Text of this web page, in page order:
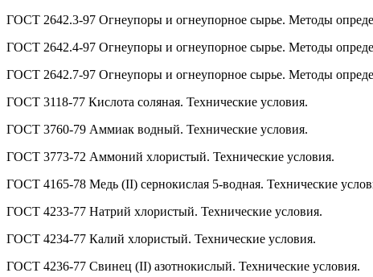
ГОСТ 2642.3-97 Огнеупоры и огнеупорное сырье. Методы
ГОСТ 2642.4-97 Огнеупоры и огнеупорное сырье. Методы
ГОСТ 2642.7-97 Огнеупоры и огнеупорное сырье. Методы
ГОСТ 3118-77 Кислота соляная. Технические условия.
ГОСТ 3760-79 Аммиак водный. Технические условия.
ГОСТ 3773-72 Аммоний хлористый. Технические условия.
ГОСТ 4165-78 Медь (II) сернокислая 5-водная. Технические
ГОСТ 4233-77 Натрий хлористый. Технические условия.
ГОСТ 4234-77 Калий хлористый. Технические условия.
ГОСТ 4236-77 Свинец (II) азотнокислый. Технические условия.